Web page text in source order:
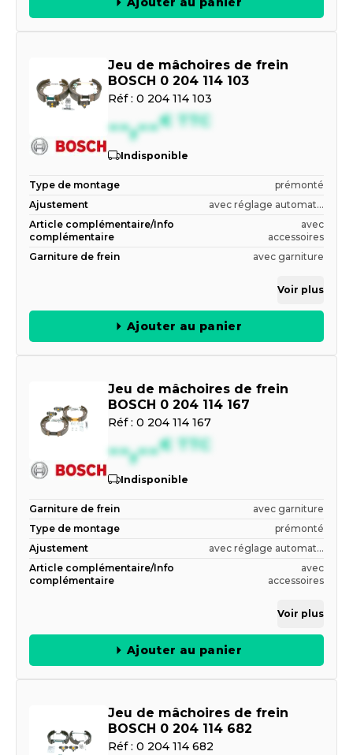
Jeu de mâchoires de frein
BOSCH 0 204 114 103
Réf : 0 204 114 103
--,--€ TTC
Indisponible
Type de montage
prémonté
Ajustement
avec réglage automat...
Article complémentaire/Info
complémentaire
avec
accessoires
Garniture de frein
avec garniture
Voir plus
Ajouter au panier
Jeu de mâchoires de frein
BOSCH 0 204 114 167
Réf : 0 204 114 167
--,--€ TTC
Indisponible
Garniture de frein
avec garniture
Type de montage
prémonté
Ajustement
avec réglage automat...
Article complémentaire/Info
complémentaire
avec
accessoires
Voir plus
Ajouter au panier
Jeu de mâchoires de frein
BOSCH 0 204 114 682
Réf : 0 204 114 682